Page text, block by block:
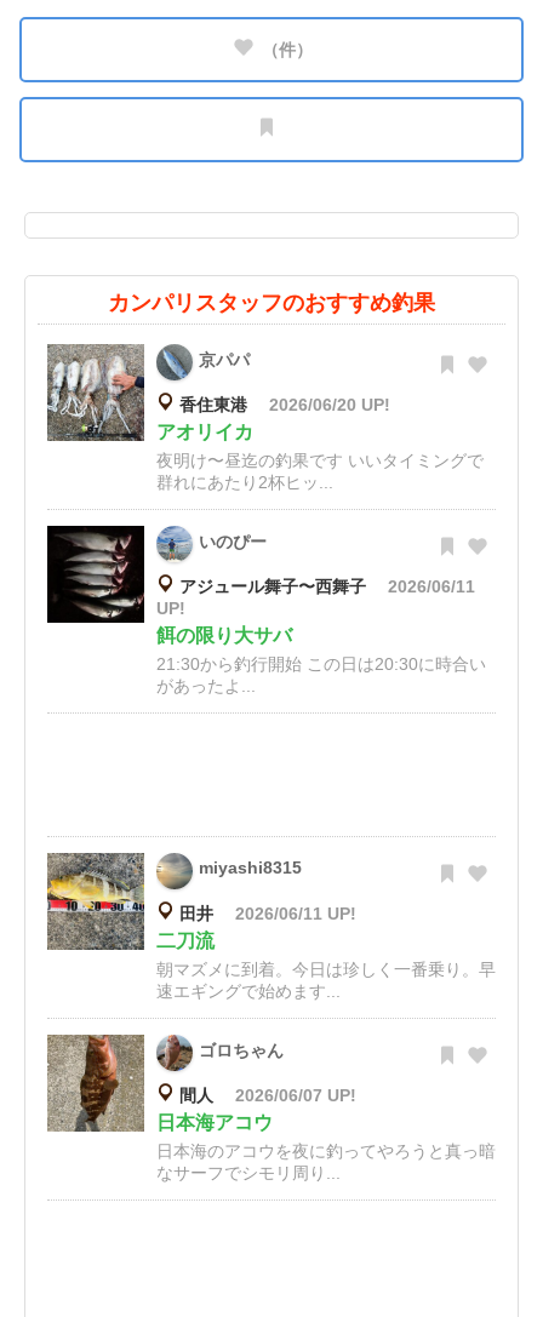
（件）
カンパリスタッフのおすすめ釣果
京パパ
香住東港 2026/06/20 UP!
アオリイカ
夜明け〜昼迄の釣果です いいタイミングで
群れにあたり2杯ヒッ...
いのぴー
アジュール舞子〜西舞子
2026/06/11
UP!
餌の限り大サバ
21:30から釣行開始 この日は20:30に時合い
があったよ...
miyashi8315
田井 2026/06/11 UP!
二刀流
朝マズメに到着。今日は珍しく一番乗り。早
速エギングで始めます...
ゴロちゃん
間人 2026/06/07 UP!
日本海アコウ
日本海のアコウを夜に釣ってやろうと真っ暗
なサーフでシモリ周り...